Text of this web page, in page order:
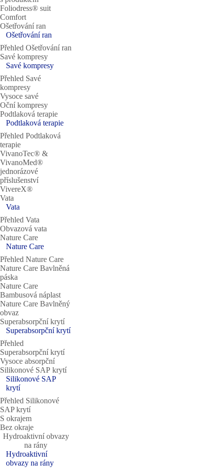
Foliodress® suit
Comfort
Ošetřování ran
Ošetřování ran
Přehled Ošetřování ran
Savé kompresy
Savé kompresy
Přehled Savé
kompresy
Vysoce savé
Oční kompresy
Podtlaková terapie
Podtlaková terapie
Přehled Podtlaková
terapie
VivanoTec® &
VivanoMed®
jednorázové
příslušenství
VivereX®
Vata
Vata
Přehled Vata
Obvazová vata
Nature Care
Nature Care
Přehled Nature Care
Nature Care Bavlněná
páska
Nature Care
Bambusová náplast
Nature Care Bavlněný
obvaz
Superabsorpční krytí
Superabsorpční krytí
Přehled
Superabsorpční krytí
Vysoce absorpční
Silikonové SAP krytí
Silikonové SAP
krytí
Přehled Silikonové
SAP krytí
S okrajem
Bez okraje
Hydroaktivní obvazy
na rány
Hydroaktivní
obvazy na rány